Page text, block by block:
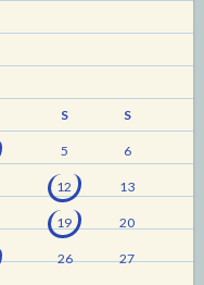
S S
5 6
12 13
19 20
26 27